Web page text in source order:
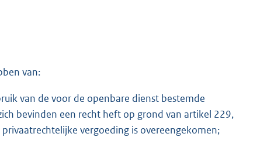
van:
van de voor de openbare dienst bestemde
bevinden een recht heft op grond van artikel 229,
vergoeding is overeengekomen;